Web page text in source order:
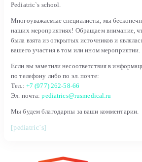
Pediatric`s school.
Многоуважаемые специалисты, мы
наших мероприятиях! Обращаем внимание,
была взята из открытых источников и
вашего участия в том или ином мероприятии.
Если вы заметили несоответствия в
по телефону либо по эл. почте:
Тел.: +7 (977) 262-58-66
Эл. почта:pediatrics@rusmedical.ru
Мы будем благодарны за ваши комментарии.
[pediatric`s]